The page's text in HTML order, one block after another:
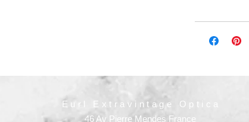
Eurl Extravintage Optica
46 Av Pierre Mendes France